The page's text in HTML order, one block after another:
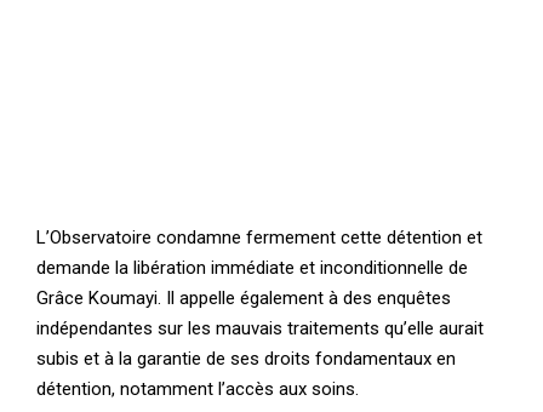
L’Observatoire condamne fermement cette détention et
demande la libération immédiate et inconditionnelle de
Grâce Koumayi. Il appelle également à des enquêtes
indépendantes sur les mauvais traitements qu’elle aurait
subis et à la garantie de ses droits fondamentaux en
détention, notamment l’accès aux soins.